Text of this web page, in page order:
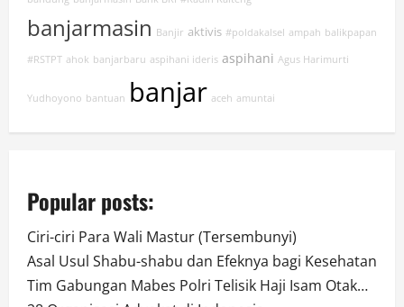
banjarmasin Banjir aktivis #poldakalsel ampah balikpapan
#RSTPT ahok banjarbaru aspihani ideris aspihani Agus Harimurti
Yudhoyono bantuan banjar aceh amuntai
Popular posts:
Ciri-ciri Para Wali Mastur (Tersembunyi)
Asal Usul Shabu-shabu dan Efeknya bagi Kesehatan
Tim Gabungan Mabes Polri Telisik Haji Isam Otak…